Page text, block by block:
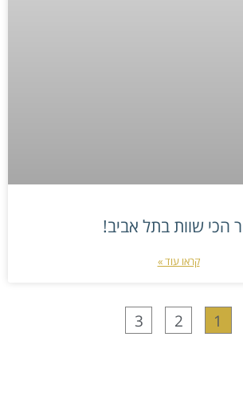
הכי שוות בתל אביב!
קראו עוד »
1
2
3